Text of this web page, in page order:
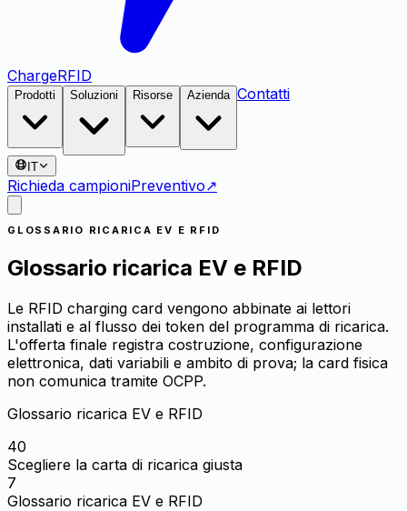
ChargeRFID
Prodotti Soluzioni Risorse Azienda Contatti
IT
Richieda campioniPreventivo↗
GLOSSARIO RICARICA EV E RFID
Glossario ricarica EV e RFID
Le RFID charging card vengono abbinate ai lettori
installati e al flusso dei token del programma di ricarica.
L'offerta finale registra costruzione, configurazione
elettronica, dati variabili e ambito di prova; la card fisica
non comunica tramite OCPP.
Glossario ricarica EV e RFID
40
Scegliere la carta di ricarica giusta
7
Glossario ricarica EV e RFID